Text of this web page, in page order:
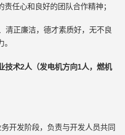
任心和良好的团队合作精神；
清正廉洁，德才素质好，无不良
技术2人（发电机方向1人，燃机
开发阶段，负责与开发人员共同